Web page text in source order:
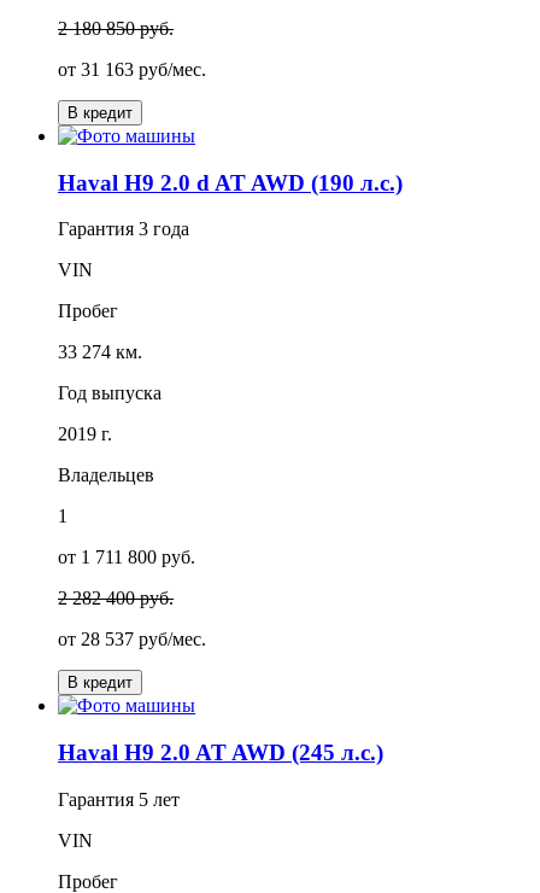
2 180 850 руб.
от 31 163 руб/мес.
В кредит
Haval H9 2.0 d AT AWD (190 л.с.)
Гарантия 3 года
VIN
Пробег
33 274 км.
Год выпуска
2019 г.
Владельцев
1
от 1 711 800 руб.
2 282 400 руб.
от 28 537 руб/мес.
В кредит
Haval H9 2.0 AT AWD (245 л.с.)
Гарантия 5 лет
VIN
Пробег